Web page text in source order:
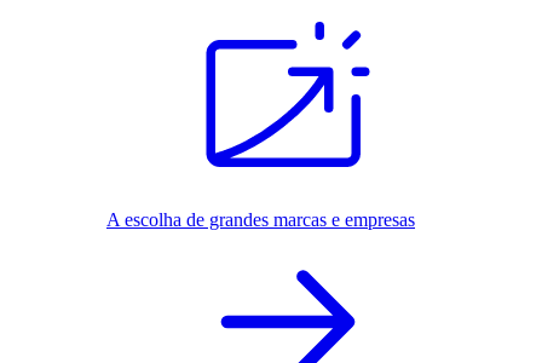
A escolha de grandes marcas e empresas